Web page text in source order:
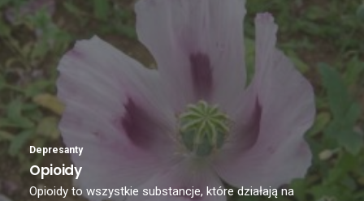
Depresanty
Opioidy
Opioidy to wszystkie substancje, które działają na